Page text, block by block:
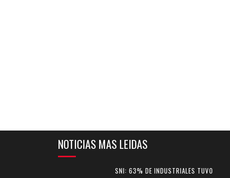
NOTICIAS MAS LEIDAS
SNI: 63% DE INDUSTRIALES TUVO